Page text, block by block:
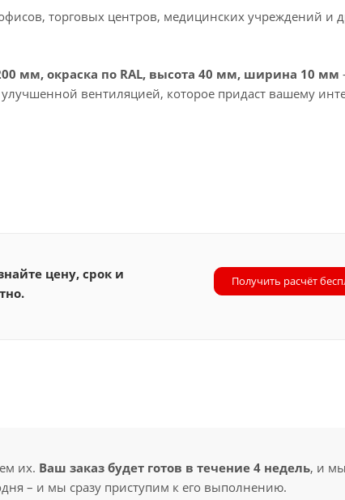
торговых центров, медицинских учреждений и
мм, окраска по RAL, высота 40 мм, ширина 10 мм
вентиляцией, которое придаст вашему
цену, срок и
Получить расчёт
их. Ваш заказ будет готов в течение 4 недель, и мы
– и мы сразу приступим к его выполнению.